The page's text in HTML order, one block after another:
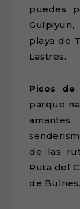
puedes
playa de
Lastres.
Picos de
parque
de las
Ruta del
de Bulnes.